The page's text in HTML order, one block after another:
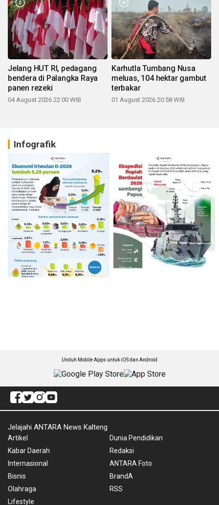
Jelang HUT RI, pedagang
bendera di Palangka Raya
panen rezeki
04 August 2026 22:00 WIB
Karhutla Tumbang Nusa
meluas, 104 hektar gambut
terbakar
01 August 2026 20:58 WIB
Infografik
Unduh Mobile Apps untuk iOS dan Android
Jelajahi ANTARA News Kalteng
Artikel
Kabar Daerah
Internasional
Bisnis
Olahraga
Lifestyle
Dunia Pendidikan
Redaksi
ANTARA Foto
BrandA
RSS